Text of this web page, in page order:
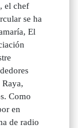
el chef
se ha
El
Como
en
de radio